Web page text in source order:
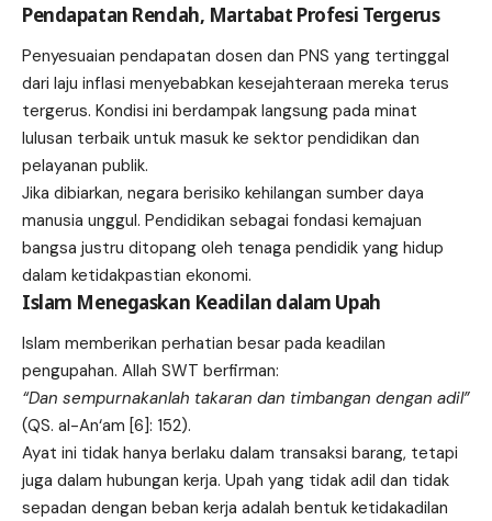
Pendapatan Rendah, Martabat Profesi Tergerus
Penyesuaian pendapatan dosen dan PNS yang tertinggal
dari laju inflasi menyebabkan kesejahteraan mereka terus
tergerus. Kondisi ini berdampak langsung pada minat
lulusan terbaik untuk masuk ke sektor pendidikan dan
pelayanan publik.
Jika dibiarkan, negara berisiko kehilangan sumber daya
manusia unggul. Pendidikan sebagai fondasi kemajuan
bangsa justru ditopang oleh tenaga pendidik yang hidup
dalam ketidakpastian ekonomi.
Islam Menegaskan Keadilan dalam Upah
Islam memberikan perhatian besar pada keadilan
pengupahan. Allah SWT berfirman:
“Dan sempurnakanlah takaran dan timbangan dengan adil”
(QS. al-An‘am [6]: 152).
Ayat ini tidak hanya berlaku dalam transaksi barang, tetapi
juga dalam hubungan kerja. Upah yang tidak adil dan tidak
sepadan dengan beban kerja adalah bentuk ketidakadilan